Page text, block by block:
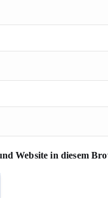
Website in diesem